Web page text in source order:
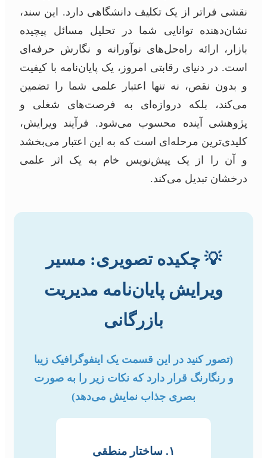
نقشی فراتر از یک تکلیف دانشگاهی دارد. این سند،
نشان‌دهنده توانایی شما در تحلیل مسائل پیچیده
بازار، ارائه راه‌حل‌های نوآورانه و نگارش حرفه‌ای
است. در دنیای رقابتی امروز، یک پایان‌نامه با کیفیت
و بدون نقص، نه تنها اعتبار علمی شما را تضمین
می‌کند، بلکه دروازه‌ای به فرصت‌های شغلی و
پژوهشی آینده محسوب می‌شود. فرآیند ویرایش،
کلیدی‌ترین مرحله‌ای است که به این اعتبار می‌بخشد
و آن را از یک پیش‌نویس خام به یک اثر علمی
درخشان تبدیل می‌کند.
💡 چکیده تصویری: مسیر
ویرایش پایان‌نامه مدیریت
بازرگانی
(تصور کنید در این قسمت یک اینفوگرافیک زیبا
و رنگارنگ قرار دارد که نکات زیر را به صورت
بصری جذاب نمایش می‌دهد)
۱. ساختار منطقی